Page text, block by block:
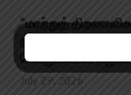
“மாற்றுத்
தனது ரசிகர்
பொருட்களை
July 29, 2026